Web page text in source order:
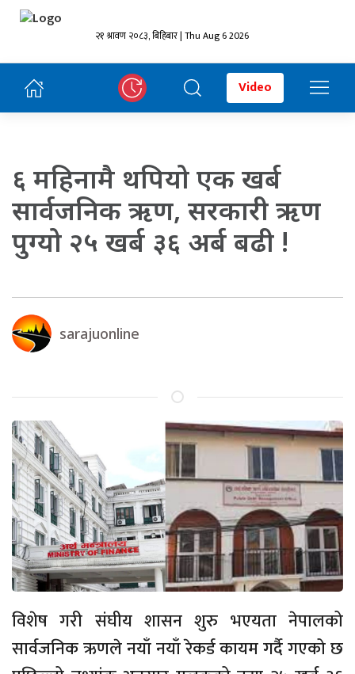
२१ श्रावण २०८३, बिहिबार | Thu Aug 6 2026
Video
६ महिनामै थपियो एक खर्ब
सार्वजनिक ऋण, सरकारी ऋण
पुग्यो २५ खर्ब ३६ अर्ब बढी !
sarajuonline
विशेष गरी संघीय शासन शुरु भएयता नेपालको
सार्वजनिक ऋणले नयाँ नयाँ रेकर्ड कायम गर्दै गएको छ